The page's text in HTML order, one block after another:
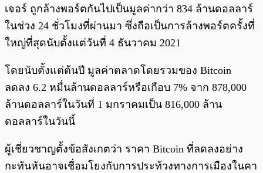
เจอร์ ถูกล้างพอร์ตกันไปเป็นมูลค่ากว่า 834 ล้านดอลลาร์
ในช่วง 24 ชั่วโมงที่ผ่านมา ซึ่งถือเป็นการล้างพอร์ตครั้งที่
ใหญ่ที่สุดนับตั้งแต่วันที่ 4 ธันวาคม 2021
โดยนับตั้งแต่ต้นปี มูลค่าตลาดโดยรวมของ Bitcoin
ลดลง 6.2 หมื่นล้านดอลลาร์หรือเกือบ 7% จาก 878,000
ล้านดอลลาร์ในวันที่ 1 มกราคมเป็น 816,000 ล้าน
ดอลลาร์ในวันนี้
ผู้เชี่ยวชาญตั้งข้อสังเกตว่า ราคา Bitcoin ที่ลดลงอย่าง
กะทันหันอาจเชื่อมโยงกับการประท้วงทางการเมืองในคา